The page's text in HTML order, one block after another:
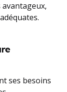
ses besoins